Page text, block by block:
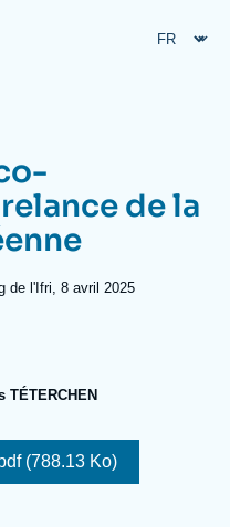
Orient
de la
de l'Ifri, 8 avril 2025
TÉTERCHEN
(788.13 Ko)